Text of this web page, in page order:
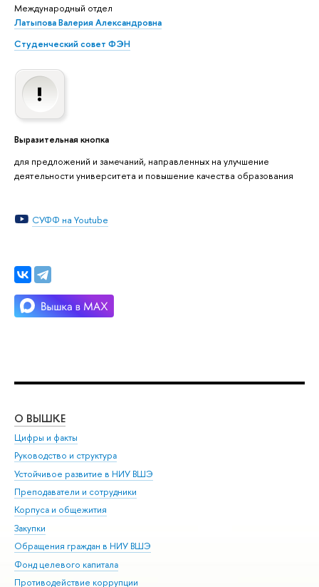
Международный отдел
Латыпова Валерия Александровна
Студенческий совет ФЭН
Выразительная кнопка
для предложений и замечаний, направленных на улучшение
деятельности университета и повышение качества образования
СУФФ на Youtube
О ВЫШКЕ
Цифры и факты
Руководство и структура
Устойчивое развитие в НИУ ВШЭ
Преподаватели и сотрудники
Корпуса и общежития
Закупки
Обращения граждан в НИУ ВШЭ
Фонд целевого капитала
Противодействие коррупции